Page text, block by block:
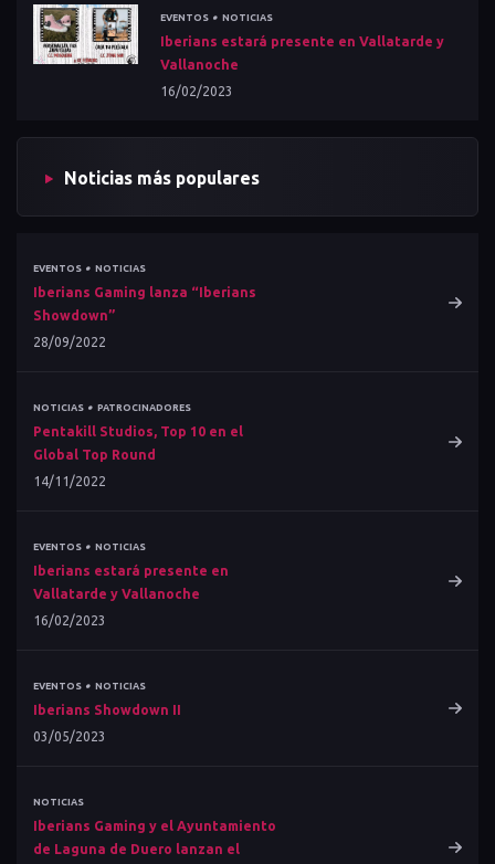
EVENTOS • NOTICIAS
Iberians estará presente en Vallatarde y
Vallanoche
16/02/2023
Noticias más populares
EVENTOS • NOTICIAS
Iberians Gaming lanza “Iberians
Showdown”
28/09/2022
NOTICIAS • PATROCINADORES
Pentakill Studios, Top 10 en el
Global Top Round
14/11/2022
EVENTOS • NOTICIAS
Iberians estará presente en
Vallatarde y Vallanoche
16/02/2023
EVENTOS • NOTICIAS
Iberians Showdown II
03/05/2023
NOTICIAS
Iberians Gaming y el Ayuntamiento
de Laguna de Duero lanzan el